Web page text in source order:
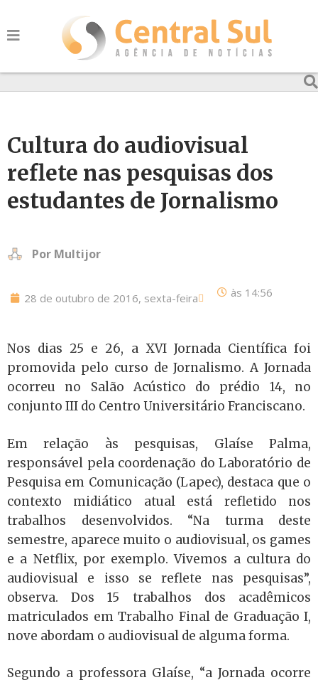
Cultura do audiovisual
reflete nas pesquisas dos
estudantes de Jornalismo
Por Multijor
28 de outubro de 2016, sexta-feira às 14:56
Nos dias 25 e 26, a XVI Jornada Científica foi
promovida pelo curso de Jornalismo. A Jornada
ocorreu no Salão Acústico do prédio 14, no
conjunto III do Centro Universitário Franciscano.
Em relação às pesquisas, Glaíse Palma,
responsável pela coordenação do Laboratório de
Pesquisa em Comunicação (Lapec), destaca que o
contexto midiático atual está refletido nos
trabalhos desenvolvidos. “Na turma deste
semestre, aparece muito o audiovisual, os games
e a Netflix, por exemplo. Vivemos a cultura do
audiovisual e isso se reflete nas pesquisas”,
observa. Dos 15 trabalhos dos acadêmicos
matriculados em Trabalho Final de Graduação I,
nove abordam o audiovisual de alguma forma.
Segundo a professora Glaíse, “a Jornada ocorre